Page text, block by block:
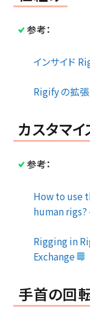
参考：
インサイド
Rigify の拡
カスタマイ
参考：
How to use
human
Rigging in
Exchange
手首の回